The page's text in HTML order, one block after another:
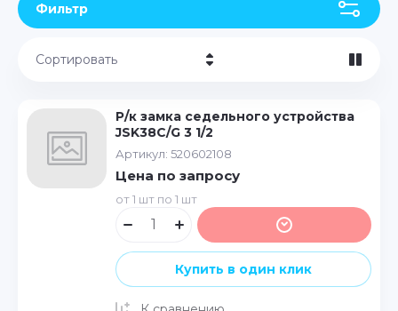
Фильтр
Сортировать
Цена - возрастание
Название - Я-А
Название - А-Я
Р/к замка седельного устройства
JSK38C/G 3 1/2
Артикул: 520602108
Цена по запросу
от 1 шт по 1 шт
Купить в один клик